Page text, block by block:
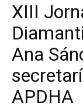
XIII
Ana
APDHA